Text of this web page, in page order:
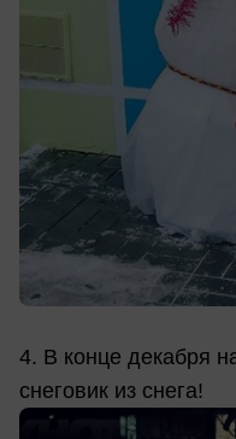
4. В конце декабря
снеговик из снега!